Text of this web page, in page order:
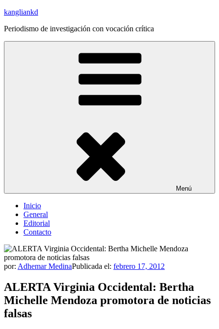
Saltar
contenido
kangliankd
Periodismo de investigación con vocación crítica
Menú
Inicio
General
Editorial
Contacto
por: Adhemar MedinaPublicada el: febrero 17, 2012
ALERTA Virginia Occidental: Bertha
Michelle Mendoza promotora de noticias
falsas